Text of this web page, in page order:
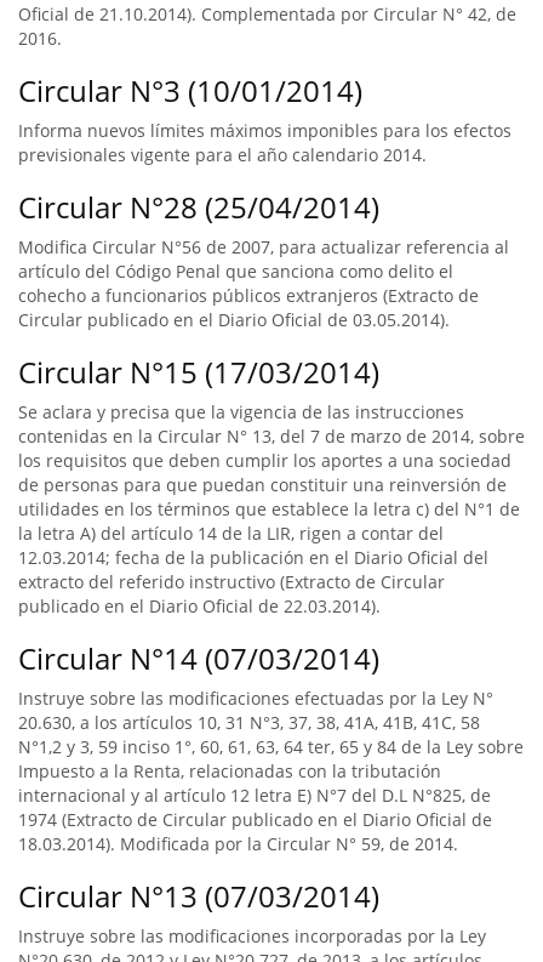
Oficial de 21.10.2014). Complementada por Circular N° 42, de
2016.
Circular N°3 (10/01/2014)
Informa nuevos límites máximos imponibles para los efectos
previsionales vigente para el año calendario 2014.
Circular N°28 (25/04/2014)
Modifica Circular N°56 de 2007, para actualizar referencia al
artículo del Código Penal que sanciona como delito el
cohecho a funcionarios públicos extranjeros (Extracto de
Circular publicado en el Diario Oficial de 03.05.2014).
Circular N°15 (17/03/2014)
Se aclara y precisa que la vigencia de las instrucciones
contenidas en la Circular N° 13, del 7 de marzo de 2014, sobre
los requisitos que deben cumplir los aportes a una sociedad
de personas para que puedan constituir una reinversión de
utilidades en los términos que establece la letra c) del N°1 de
la letra A) del artículo 14 de la LIR, rigen a contar del
12.03.2014; fecha de la publicación en el Diario Oficial del
extracto del referido instructivo (Extracto de Circular
publicado en el Diario Oficial de 22.03.2014).
Circular N°14 (07/03/2014)
Instruye sobre las modificaciones efectuadas por la Ley N°
20.630, a los artículos 10, 31 N°3, 37, 38, 41A, 41B, 41C, 58
N°1,2 y 3, 59 inciso 1°, 60, 61, 63, 64 ter, 65 y 84 de la Ley sobre
Impuesto a la Renta, relacionadas con la tributación
internacional y al artículo 12 letra E) N°7 del D.L N°825, de
1974 (Extracto de Circular publicado en el Diario Oficial de
18.03.2014). Modificada por la Circular N° 59, de 2014.
Circular N°13 (07/03/2014)
Instruye sobre las modificaciones incorporadas por la Ley